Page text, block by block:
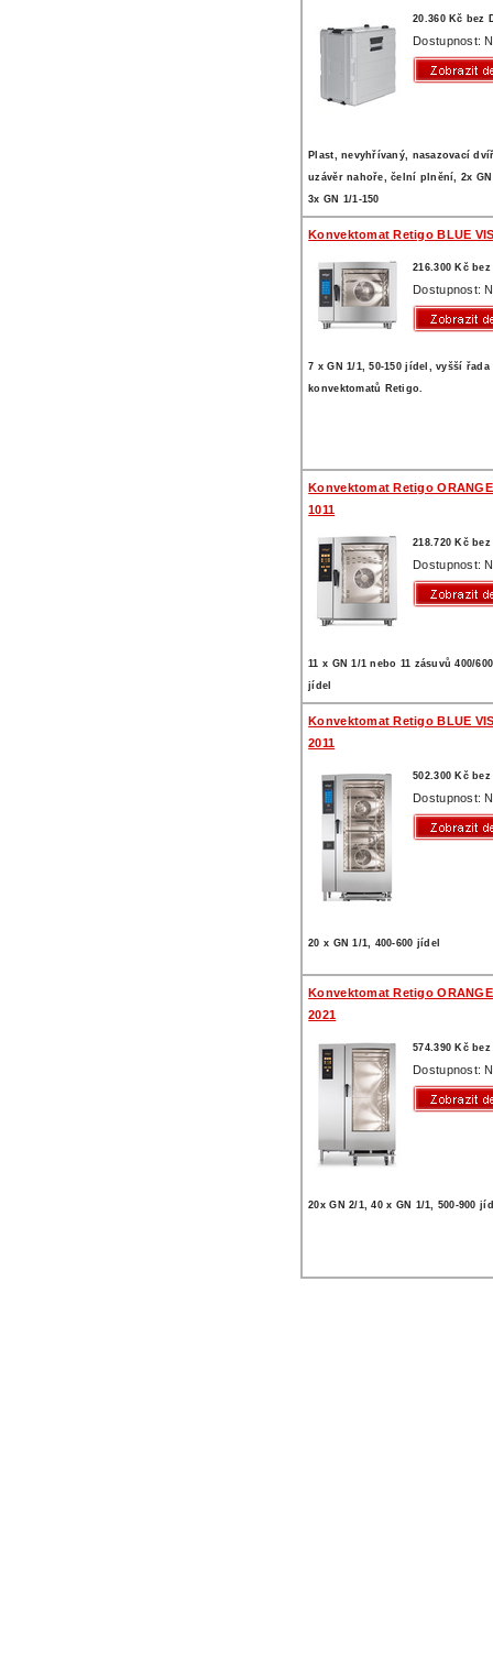
20.360 Kč bez
Dostupnost:
Plast, nevyhřívaný, nasazovací
uzávěr nahoře, čelní plnění, 2x
3x GN 1/1-150
Konvektomat Retigo BLUE
216.300 Kč bez
Dostupnost:
7 x GN 1/1, 50-150 jídel, vyšší řada
konvektomatů Retigo.
Konvektomat Retigo
1011
218.720 Kč bez
Dostupnost:
11 x GN 1/1 nebo 11 zásuvů 400/
jídel
Konvektomat Retigo BLUE
2011
502.300 Kč bez
Dostupnost:
20 x GN 1/1, 400-600 jídel
Konvektomat Retigo
2021
574.390 Kč bez
Dostupnost:
20x GN 2/1, 40 x GN 1/1, 500-900